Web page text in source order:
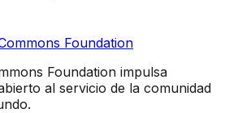
Foundation
Foundation impulsa
al servicio de la comunidad